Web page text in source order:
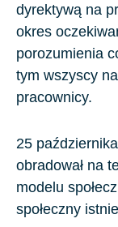
dyrektywą na
okres
porozumienia
tym wszyscy
pracownicy.
25
obradował na
modelu
społeczny